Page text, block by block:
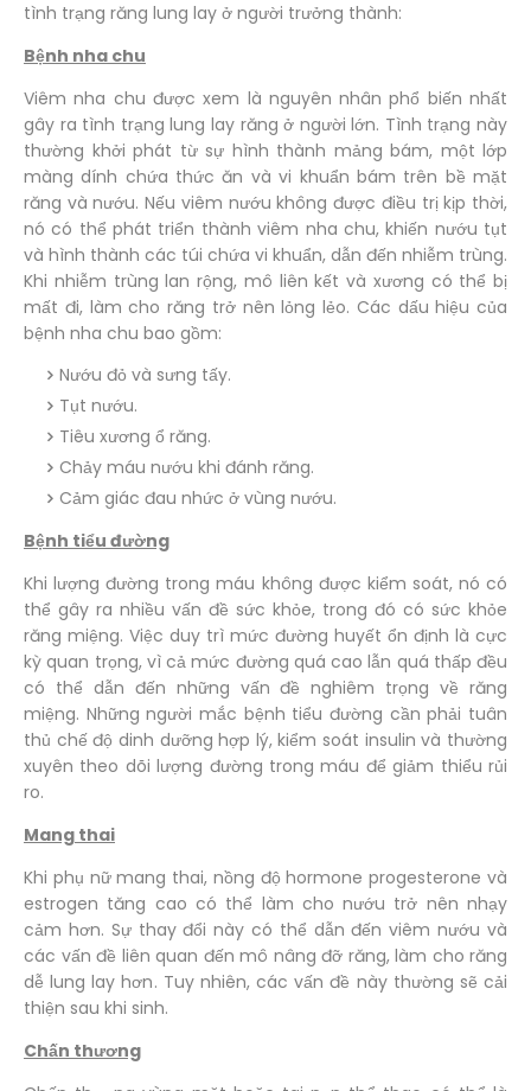
tình trạng răng lung lay ở người trưởng thành:
Bệnh nha chu
Viêm nha chu được xem là nguyên nhân phổ biến nhất
gây ra tình trạng lung lay răng ở người lớn. Tình trạng này
thường khởi phát từ sự hình thành mảng bám, một lớp
màng dính chứa thức ăn và vi khuẩn bám trên bề mặt
răng và nướu. Nếu viêm nướu không được điều trị kịp thời,
nó có thể phát triển thành viêm nha chu, khiến nướu tụt
và hình thành các túi chứa vi khuẩn, dẫn đến nhiễm trùng.
Khi nhiễm trùng lan rộng, mô liên kết và xương có thể bị
mất đi, làm cho răng trở nên lỏng lẻo. Các dấu hiệu của
bệnh nha chu bao gồm:
Nướu đỏ và sưng tấy.
Tụt nướu.
Tiêu xương ổ răng.
Chảy máu nướu khi đánh răng.
Cảm giác đau nhức ở vùng nướu.
Bệnh tiểu đường
Khi lượng đường trong máu không được kiểm soát, nó có
thể gây ra nhiều vấn đề sức khỏe, trong đó có sức khỏe
răng miệng. Việc duy trì mức đường huyết ổn định là cực
kỳ quan trọng, vì cả mức đường quá cao lẫn quá thấp đều
có thể dẫn đến những vấn đề nghiêm trọng về răng
miệng. Những người mắc bệnh tiểu đường cần phải tuân
thủ chế độ dinh dưỡng hợp lý, kiểm soát insulin và thường
xuyên theo dõi lượng đường trong máu để giảm thiểu rủi
ro.
Mang thai
Khi phụ nữ mang thai, nồng độ hormone progesterone và
estrogen tăng cao có thể làm cho nướu trở nên nhạy
cảm hơn. Sự thay đổi này có thể dẫn đến viêm nướu và
các vấn đề liên quan đến mô nâng đỡ răng, làm cho răng
dễ lung lay hơn. Tuy nhiên, các vấn đề này thường sẽ cải
thiện sau khi sinh.
Chấn thương